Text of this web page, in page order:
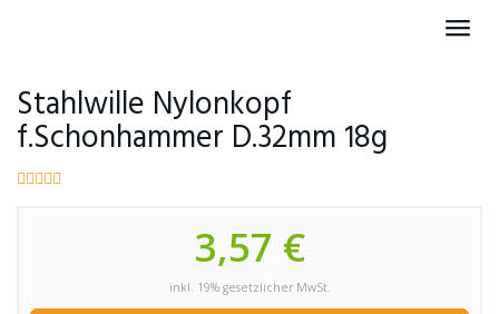
Stahlwille Nylonkopf
f.Schonhammer D.32mm 18g
3,57 €
inkl. 19% gesetzlicher MwSt.